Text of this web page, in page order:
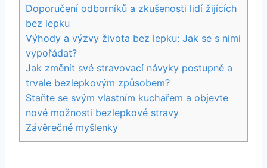
Doporučení odborníků a zkušenosti lidí žijících
bez lepku
Výhody a výzvy života bez lepku: Jak se s nimi
vypořádat?
Jak změnit své stravovací návyky postupně a
trvale bezlepkovým způsobem?
Staňte se svým vlastním kuchařem a objevte
nové možnosti bezlepkové stravy
Závěrečné myšlenky